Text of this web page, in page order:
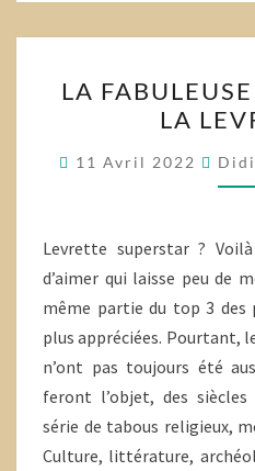
LA
LA
11 Avril 2022
Levrette superstar ?
d’aimer qui laisse peu de
même partie du top 3 des
plus appréciées. Pourtant,
n’ont pas toujours été
feront l’objet, des siècles
série de tabous religieux,
Culture, littérature,